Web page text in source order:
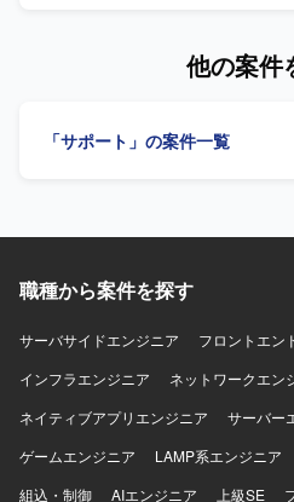
製品のテクニカルサポートを通
ティ領域の知見を広く深く身につ
ただきます。LDAPを中心とし
のリソース不足領域を巻き取り
【求める人物像】 自走して課
客やベンダーとのコミュニケー
れる方が望ましいです。ドキュ
魅力】 大学の大規模インフラ更
ID管理・認証基盤領域のPL補佐
ズに深く関わることができます
基盤の知見を活かしつつ、顧客
他の案件
「サポート」の案件一覧
職種から案件を探す
サーバサイドエンジニア
フロントエン
インフラエンジニア
ネットワークエン
ネイティブアプリエンジニア
サーバー
ゲームエンジニア
LAMP系エンジニア
組込・制御
AIエンジニア 上級SE